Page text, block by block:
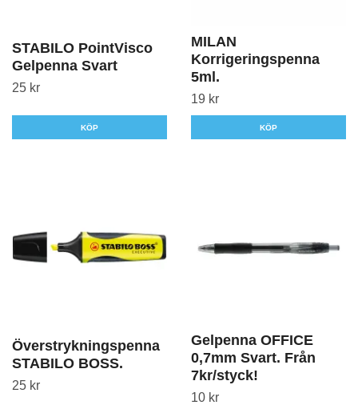
STABILO PointVisco
Gelpenna Svart
25 kr
KÖP
MILAN
Korrigeringspenna
5ml.
19 kr
KÖP
Överstrykningspenna
STABILO BOSS.
25 kr
Gelpenna OFFICE
0,7mm Svart. Från
7kr/styck!
10 kr